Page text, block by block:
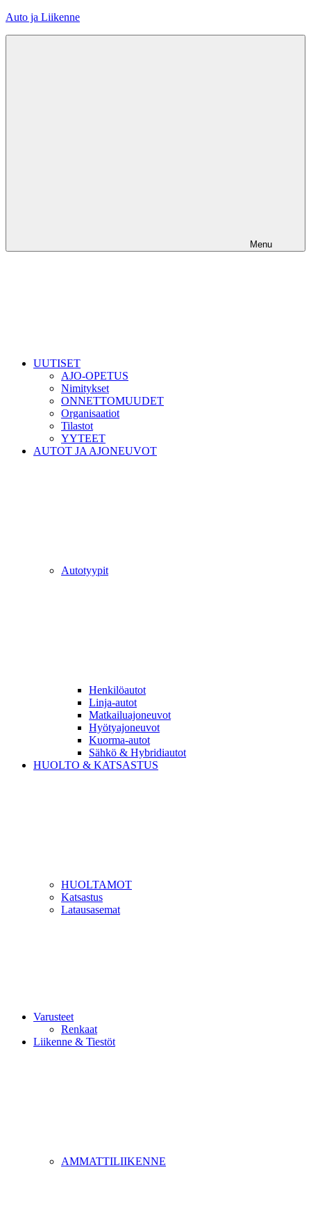
Skip
Auto ja Liikenne
Menu
UUTISET
AJO-OPETUS
Nimitykset
ONNETTOMUUDET
Organisaatiot
Tilastot
YYTEET
AUTOT JA AJONEUVOT
Autotyypit
Henkilöautot
Linja-autot
Matkailuajoneuvot
Hyötyajoneuvot
Kuorma-autot
Sähkö & Hybridiautot
HUOLTO & KATSASTUS
HUOLTAMOT
Katsastus
Latausasemat
Varusteet
Renkaat
Liikenne & Tiestöt
AMMATTILIIKENNE